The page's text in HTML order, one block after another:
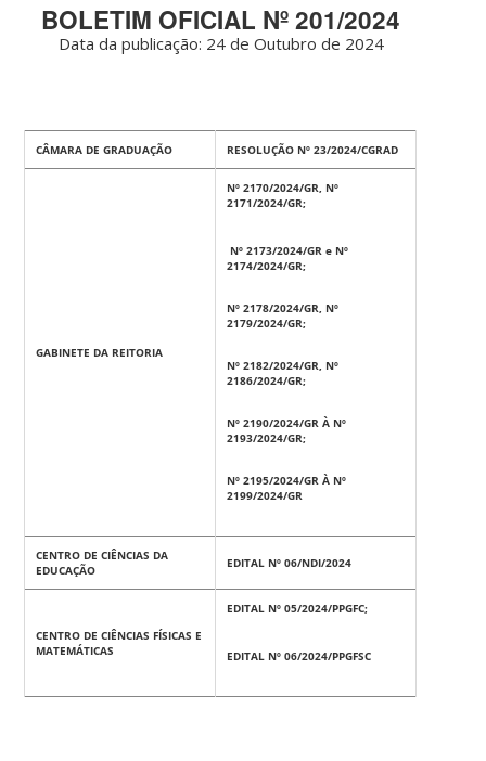
BOLETIM OFICIAL Nº 201/2024
Data da publicação: 24 de Outubro de 2024
CÂMARA DE GRADUAÇÃO RESOLUÇÃO Nº 23/2024/CGRAD
GABINETE DA REITORIA
Nº 2170/2024/GR, Nº
2171/2024/GR;
Nº 2173/2024/GR e Nº
2174/2024/GR;
Nº 2178/2024/GR, Nº
2179/2024/GR;
Nº 2182/2024/GR, Nº
2186/2024/GR;
Nº 2190/2024/GR À Nº
2193/2024/GR;
Nº 2195/2024/GR À Nº
2199/2024/GR
CENTRO DE CIÊNCIAS DA
EDUCAÇÃO
EDITAL Nº 06/NDI/2024
CENTRO DE CIÊNCIAS FÍSICAS E
MATEMÁTICAS
EDITAL Nº 05/2024/PPGFC;
EDITAL Nº 06/2024/PPGFSC